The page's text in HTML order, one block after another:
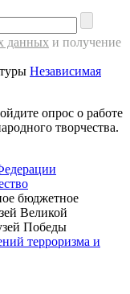
данных и получение
Независимая
опрос о работе
творчества.
бюджетное
Великой
Победы
терроризма и